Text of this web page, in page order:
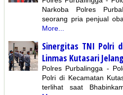
Narkoba Polres
seorang pria penjual
More...
Sinergitas TNI Polri
Linmas Kutasari
Polres Purbalingga -
Polri di Kecamatan
terlihat saat